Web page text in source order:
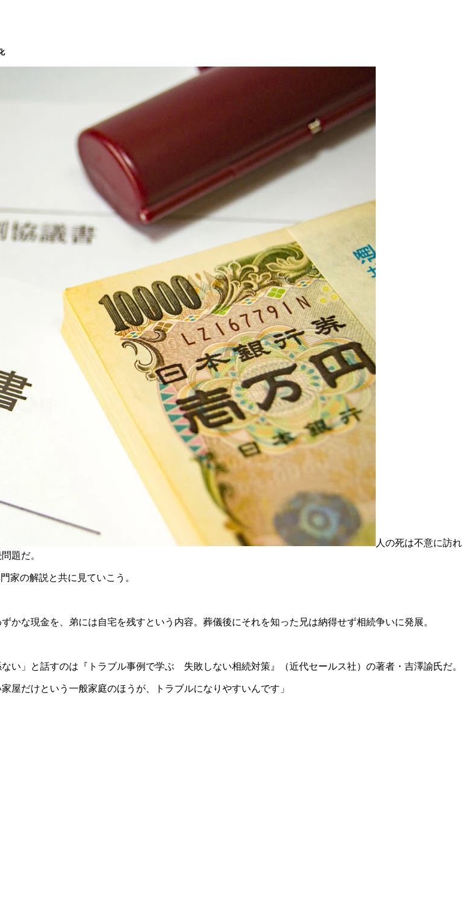
人の死は不意に訪れ
題だ。
家の解説と共に見ていこう。
な現金を、弟には自宅を残すという内容。葬儀後にそれを知った兄は納得せず相続争いに発展。
い」と話すのは『トラブル事例で学ぶ 失敗しない相続対策』（近代セールス社）の著者・吉澤諭氏だ。
屋だけという一般家庭のほうが、トラブルになりやすいんです」